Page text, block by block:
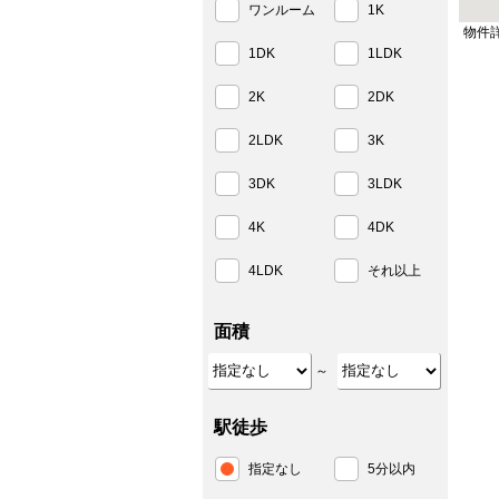
ワンルーム 1K
1DK 1LDK
2K 2DK
2LDK 3K
3DK 3LDK
4K 4DK
4LDK それ以上
面積
～
駅徒歩
指定なし 5分以内
物件